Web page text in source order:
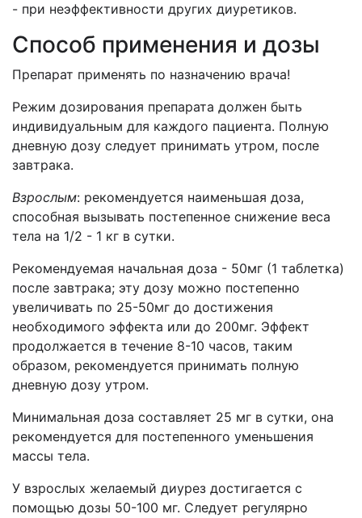
- при неэффективности других диуретиков.
Способ применения и дозы
Препарат применять по назначению врача!
Режим дозирования препарата должен быть
индивидуальным для каждого пациента. Полную
дневную дозу следует принимать утром, после
завтрака.
Взрослым: рекомендуется наименьшая доза,
способная вызывать постепенное снижение веса
тела на 1/2 - 1 кг в сутки.
Рекомендуемая начальная доза - 50мг (1 таблетка)
после завтрака; эту дозу можно постепенно
увеличивать по 25-50мг до достижения
необходимого эффекта или до 200мг. Эффект
продолжается в течение 8-10 часов, таким
образом, рекомендуется принимать полную
дневную дозу утром.
Минимальная доза составляет 25 мг в сутки, она
рекомендуется для постепенного уменьшения
массы тела.
У взрослых желаемый диурез достигается с
помощью дозы 50-100 мг. Следует регулярно